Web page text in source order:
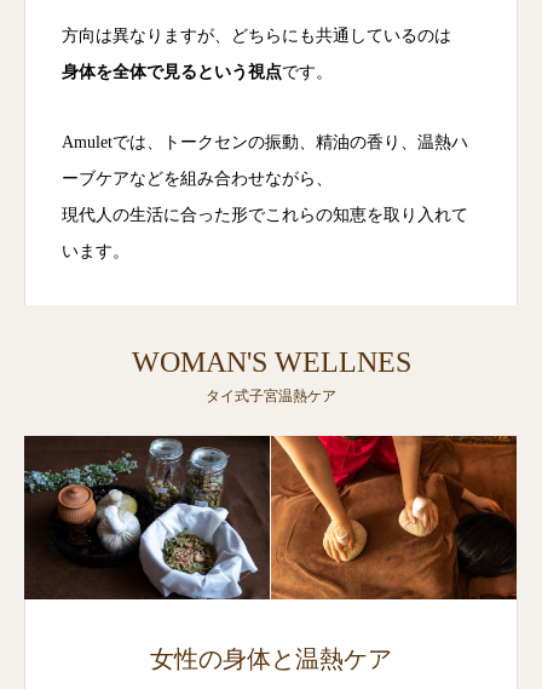
方向は異なりますが、どちらにも共通しているのは
身体を全体で見るという視点です。
Amuletでは、トークセンの振動、精油の香り、温熱ハ
ーブケアなどを組み合わせながら、
現代人の生活に合った形でこれらの知恵を取り入れて
います。
WOMAN'S WELLNES
タイ式子宮温熱ケア
女性の身体と温熱ケア